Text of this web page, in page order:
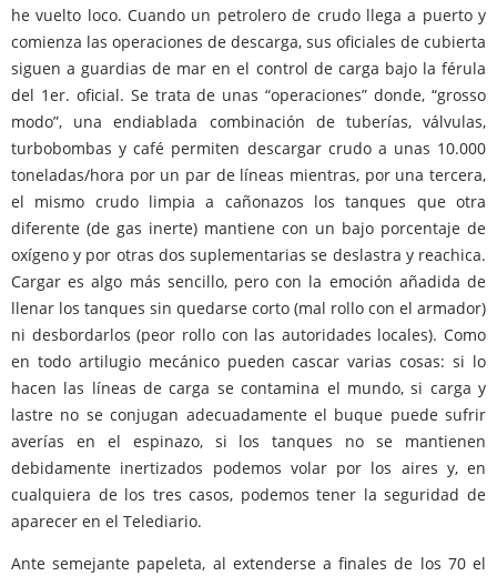
he vuelto loco. Cuando un petrolero de crudo llega a puerto y
comienza las operaciones de descarga, sus oficiales de cubierta
siguen a guardias de mar en el control de carga bajo la férula
del 1er. oficial. Se trata de unas “operaciones” donde, “grosso
modo”, una endiablada combinación de tuberías, válvulas,
turbobombas y café permiten descargar crudo a unas 10.000
toneladas/hora por un par de líneas mientras, por una tercera,
el mismo crudo limpia a cañonazos los tanques que otra
diferente (de gas inerte) mantiene con un bajo porcentaje de
oxígeno y por otras dos suplementarias se deslastra y reachica.
Cargar es algo más sencillo, pero con la emoción añadida de
llenar los tanques sin quedarse corto (mal rollo con el armador)
ni desbordarlos (peor rollo con las autoridades locales). Como
en todo artilugio mecánico pueden cascar varias cosas: si lo
hacen las líneas de carga se contamina el mundo, si carga y
lastre no se conjugan adecuadamente el buque puede sufrir
averías en el espinazo, si los tanques no se mantienen
debidamente inertizados podemos volar por los aires y, en
cualquiera de los tres casos, podemos tener la seguridad de
aparecer en el Telediario.
Ante semejante papeleta, al extenderse a finales de los 70 el